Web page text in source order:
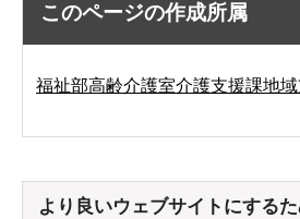
このページの作成所属
福祉部高齢介護室介護支援課地
より良いウェブサイトにする